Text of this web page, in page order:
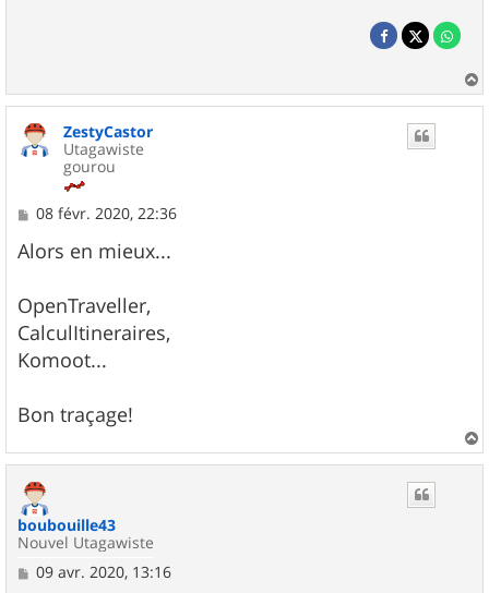
a
ZestyCastor
Utagawiste
gourou
M
s
s
g
e
08 févr. 2020, 22:36
Alors en mieux...
OpenTraveller,
CalculItineraires,
Komoot...
Bon traçage!
a
boubouille43
Nouvel Utagawiste
M
09 avr. 2020, 13:16